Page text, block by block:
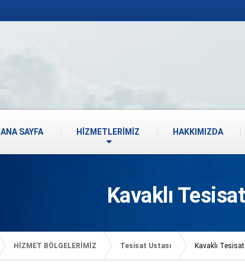
ANA SAYFA HİZMETLERİMİZ HAKKIMIZDA
Kavaklı
HİZMET BÖLGELERİMİZ Tesisat Ustası Kavaklı